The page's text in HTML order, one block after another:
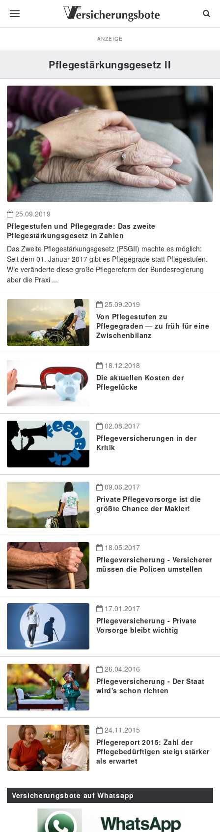
ANZEIGE
Pflegestärkungsgesetz II
25.09.2019
Pflegestufen und Pflegegrade: Das zweite
Pflegestärkungsgesetz in Zahlen
Das Zweite Pflegestärkungsgesetz (PSGII) machte es möglich:
Seit dem 01. Januar 2017 gibt es Pflegegrade statt Pflegestufen.
Wie veränderte diese große Pflegereform der Bundesregierung
aber die Praxi ...
25.09.2019
Von Pflegestufen zu
Pflegegraden — zu früh für eine
Zwischenbilanz
18.12.2018
Die aktuellen Kosten der
Pflegelücke
02.08.2017
Pflegeversicherungen in der
Kritik
09.06.2017
Private Pflegevorsorge ist die
größte Chance der Makler!
18.05.2017
Pflegeversicherung - Versicherer
müssen die Policen umstellen
17.01.2017
Pflegeversicherung - Private
Vorsorge bleibt wichtig
26.04.2016
Pflegeversicherung - Der Staat
wird's schon richten
24.11.2015
Pflegereport 2015: Zahl der
Pflegebedürftigen steigt stärker
als erwartet
Versicherungsbote auf Whatsapp